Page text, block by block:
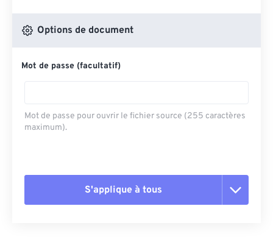
Depuis OneDrive
Depuis l'URL
Options de document
Mot de passe (facultatif)
Mot de passe pour ouvrir le fichier source (255 caractères
maximum).
S'applique à tous